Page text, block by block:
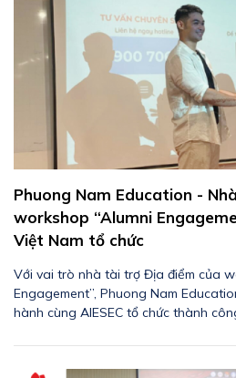
Phuong Nam Education -
workshop “Alumni
Việt Nam tổ chức
Với vai trò nhà tài trợ Địa điểm của
Engagement”, Phuong Nam
hành cùng AIESEC tổ chức thành